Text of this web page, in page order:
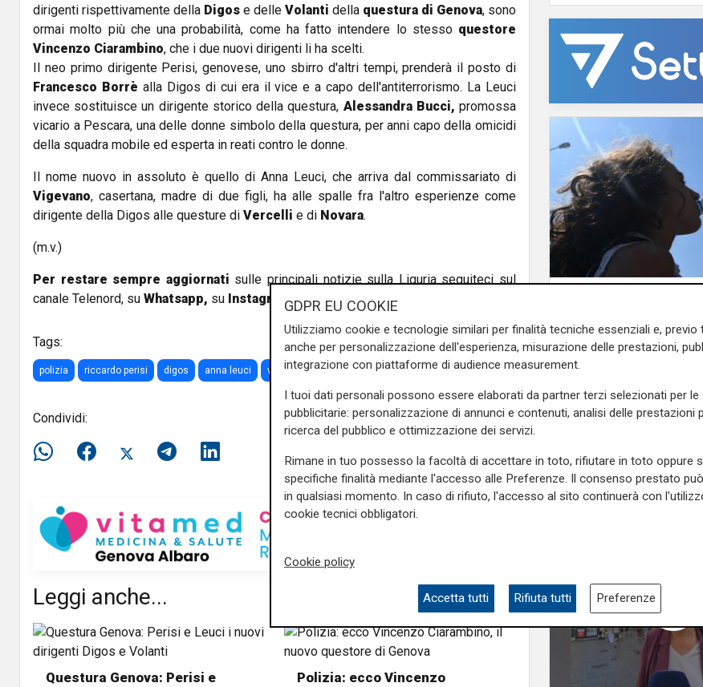
dirigenti rispettivamente della Digos e delle Volanti della questura di Genova, sono
ormai molto più che una probabilità, come ha fatto intendere lo stesso questore
Vincenzo Ciarambino, che i due nuovi dirigenti li ha scelti.
Il neo primo dirigente Perisi, genovese, uno sbirro d'altri tempi, prenderà il posto di
Francesco Borrè alla Digos di cui era il vice e a capo dell'antiterrorismo. La Leuci
invece sostituisce un dirigente storico della questura, Alessandra Bucci, promossa
vicario a Pescara, una delle donne simbolo della questura, per anni capo della omicidi
della squadra mobile ed esperta in reati contro le donne.
Il nome nuovo in assoluto è quello di Anna Leuci, che arriva dal commissariato di
Vigevano, casertana, madre di due figli, ha alle spalle fra l'altro esperienze come
dirigente della Digos alle questure di Vercelli e di Novara.
(m.v.)
Per restare sempre aggiornati sulle principali notizie sulla Liguria seguiteci sul
canale Telenord, su Whatsapp, su Instagram,suYoutubee suFacebook
Tags:
polizia riccardo perisi digos anna leuci volanti francesco Borrè alessandra bucci
Condividi:
Leggi anche...
Questura Genova: Perisi e
Polizia: ecco Vincenzo
Caldo in Liguria,
anche sabato:
consecutivo
GDPR EU COOKIE
Utilizziamo cookie e tecnologie similari per finalità tecniche essenziali e, previo
anche per personalizzazione dell'esperienza, misurazione delle prestazioni,
integrazione con piattaforme di audience measurement.
I tuoi dati personali possono essere elaborati da partner terzi selezionati per le
pubblicitarie: personalizzazione di annunci e contenuti, analisi delle prestazioni
ricerca del pubblico e ottimizzazione dei servizi.
Rimane in tuo possesso la facoltà di accettare in toto, rifiutare in toto oppure
specifiche finalità mediante l'accesso alle Preferenze. Il consenso prestato
in qualsiasi momento. In caso di rifiuto, l'accesso al sito continuerà con
cookie tecnici obbligatori.
Cookie policy
Accetta tutti Rifiuta tutti Preferenze